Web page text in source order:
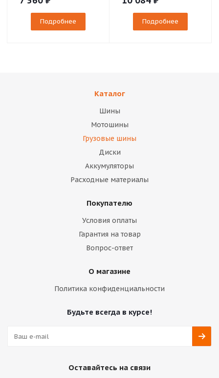
Подробнее Подробнее
Каталог
Шины
Мотошины
Грузовые шины
Диски
Аккумуляторы
Расходные материалы
Покупателю
Условия оплаты
Гарантия на товар
Вопрос-ответ
О магазине
Политика конфиденциальности
Будьте всегда в курсе!
Оставайтесь на связи